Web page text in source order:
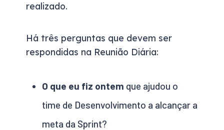
realizado.
Há três perguntas que devem ser
respondidas na Reunião Diária:
O que eu fiz ontem que ajudou o
time de Desenvolvimento a alcançar a
meta da Sprint?